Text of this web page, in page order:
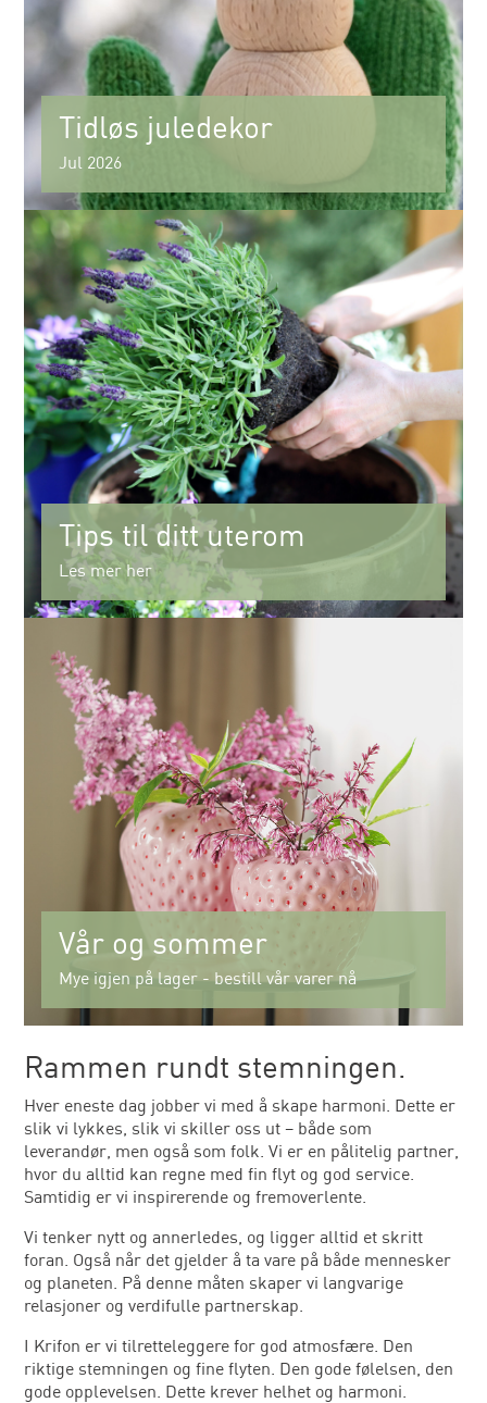
Tidløs juledekor
Jul 2026
Tips til ditt uterom
Les mer her
Vår og sommer
Mye igjen på lager - bestill vår varer nå
Rammen rundt stemningen.
Hver eneste dag jobber vi med å skape harmoni. Dette er
slik vi lykkes, slik vi skiller oss ut – både som
leverandør, men også som folk. Vi er en pålitelig partner,
hvor du alltid kan regne med fin flyt og god service.
Samtidig er vi inspirerende og fremoverlente.
Vi tenker nytt og annerledes, og ligger alltid et skritt
foran. Også når det gjelder å ta vare på både mennesker
og planeten. På denne måten skaper vi langvarige
relasjoner og verdifulle partnerskap.
I Krifon er vi tilretteleggere for god atmosfære. Den
riktige stemningen og fine flyten. Den gode følelsen, den
gode opplevelsen. Dette krever helhet og harmoni.